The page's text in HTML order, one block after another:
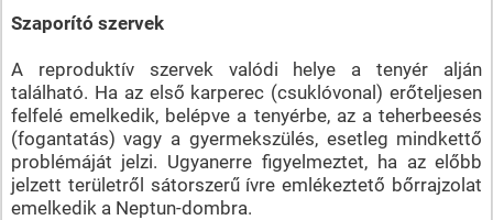
Szaporító szervek
A reproduktív szervek valódi helye a tenyér alján
található. Ha az első karperec (csuklóvonal) erőteljesen
felfelé emelkedik, belépve a tenyérbe, az a teherbeesés
(fogantatás) vagy a gyermekszülés, esetleg mindkettő
problémáját jelzi. Ugyanerre figyelmeztet, ha az előbb
jelzett területről sátorszerű ívre emlékeztető bőrrajzolat
emelkedik a Neptun-dombra.